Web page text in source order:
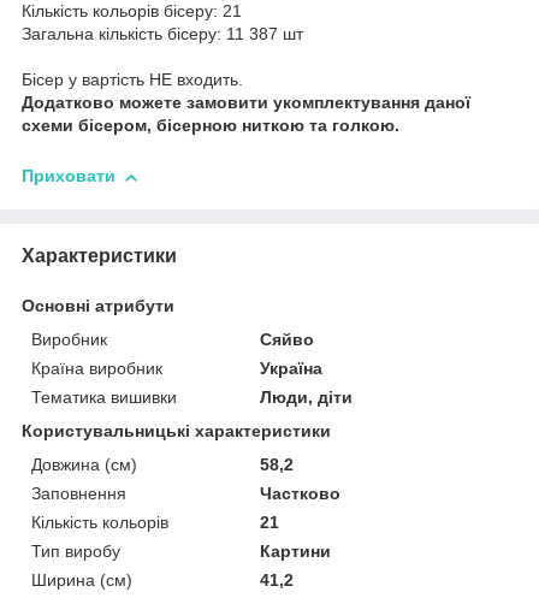
Кількість кольорів бісеру: 21
Загальна кількість бісеру: 11 387 шт
Бісер у вартість НЕ входить.
Додатково можете замовити укомплектування даної
схеми бісером, бісерною ниткою та голкою.
Приховати
Характеристики
Основні атрибути
Виробник
Сяйво
Країна виробник
Україна
Тематика вишивки
Люди, діти
Користувальницькі характеристики
Довжина (см)
58,2
Заповнення
Частково
Кількість кольорів
21
Тип виробу
Картини
Ширина (см)
41,2